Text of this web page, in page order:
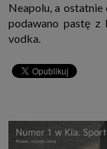
Neapolu, a
podawano pastę
vodka.